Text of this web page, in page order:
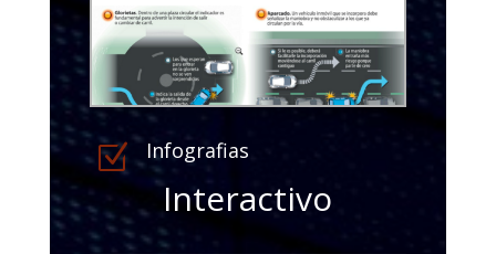
Z Infografias
Interactivo